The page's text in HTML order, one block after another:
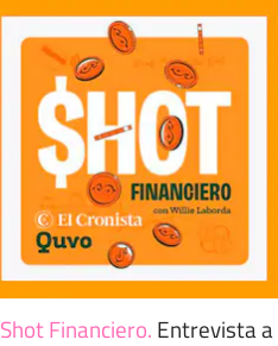
Shot Financiero. Entrevista a